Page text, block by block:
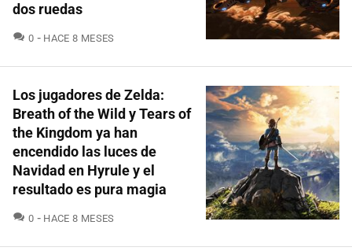
dos ruedas
0 COMENTARIOS
HACE 8 MESES
Los jugadores de Zelda:
Breath of the Wild y Tears of
the Kingdom ya han
encendido las luces de
Navidad en Hyrule y el
resultado es pura magia
0 COMENTARIOS
HACE 8 MESES